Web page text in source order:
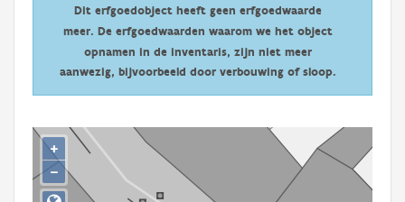
Persoon of collectief
Downloads
Aanmelden
Dit erfgoedobject heeft geen erfgoedwaarde
meer. De erfgoedwaarden waarom we het object
opnamen in de inventaris, zijn niet meer
aanwezig, bijvoorbeeld door verbouwing of sloop.
+
−